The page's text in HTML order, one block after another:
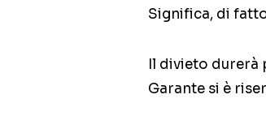
Significa, di
Il divieto durerà
Garante si è